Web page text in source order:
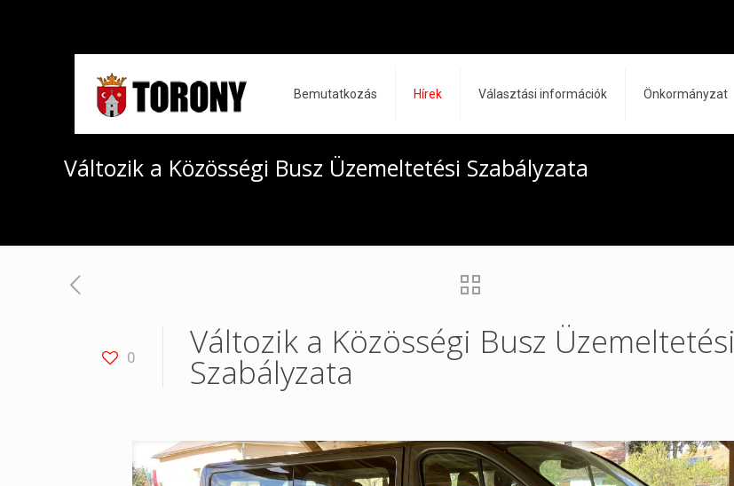
Bemutatkozás Hírek Választási információk Önkormányzat
Változik a Közösségi Busz Üzemeltetési Szabályzata
0 Változik a Közösségi Busz Üzemeltetési
Szabályzata